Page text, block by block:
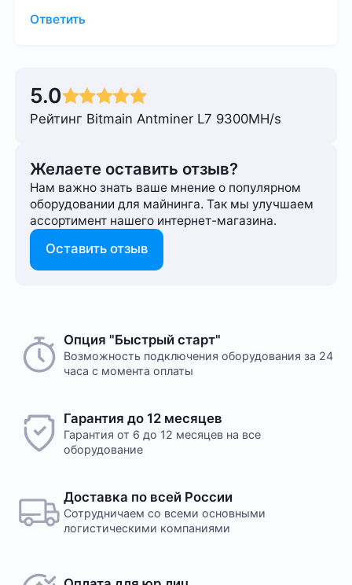
Ответить
5.0
Рейтинг Bitmain Antminer L7 9300MH/s
Желаете оставить отзыв?
Нам важно знать ваше мнение о популярном
оборудовании для майнинга. Так мы улучшаем
ассортимент нашего интернет-⁠магазина.
Оставить отзыв
Опция "Быстрый старт"
Возможность подключения оборудования за 24
часа с момента оплаты
Гарантия до 12 месяцев
Гарантия от 6 до 12 месяцев на все
оборудование
Доставка по всей России
Сотрудничаем со всеми основными
логистическими компаниями